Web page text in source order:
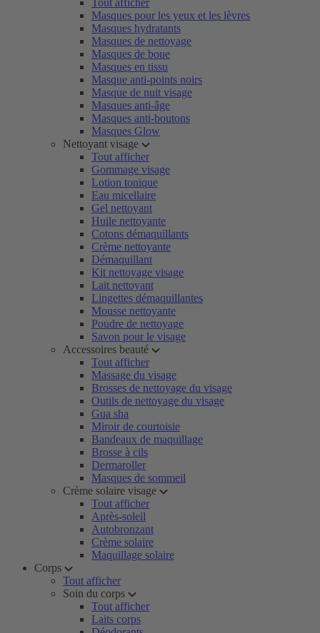
Tout afficher
Masques pour les yeux et les lèvres
Masques hydratants
Masques de nettoyage
Masques de boue
Masques en tissu
Masque anti-points noirs
Masque de nuit visage
Masques anti-âge
Masques anti-boutons
Masques Glow
Nettoyant visage
Tout afficher
Gommage visage
Lotion tonique
Eau micellaire
Gel nettoyant
Huile nettoyante
Cotons démaquillants
Crème nettoyante
Démaquillant
Kit nettoyage visage
Lait nettoyant
Lingettes démaquillantes
Mousse nettoyante
Poudre de nettoyage
Savon pour le visage
Accessoires beauté
Tout afficher
Massage du visage
Brosses de nettoyage du visage
Outils de nettoyage du visage
Gua sha
Miroir de courtoisie
Bandeaux de maquillage
Brosse à cils
Dermaroller
Masques de sommeil
Crème solaire visage
Tout afficher
Après-soleil
Autobronzant
Crème solaire
Maquillage solaire
Corps
Tout afficher
Soin du corps
Tout afficher
Laits corps